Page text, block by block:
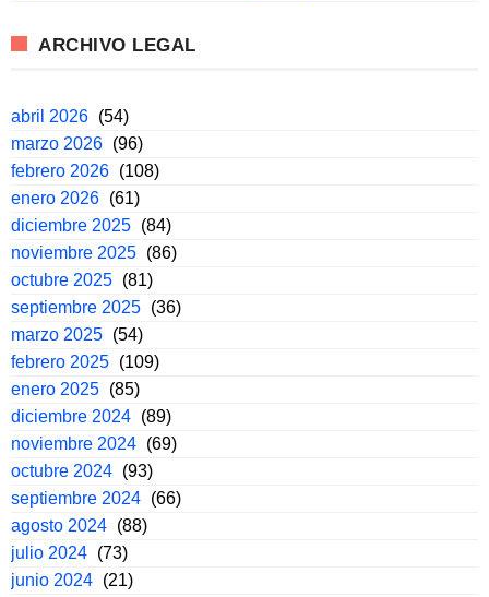
ARCHIVO LEGAL
abril 2026 (54)
marzo 2026 (96)
febrero 2026 (108)
enero 2026 (61)
diciembre 2025 (84)
noviembre 2025 (86)
octubre 2025 (81)
septiembre 2025 (36)
marzo 2025 (54)
febrero 2025 (109)
enero 2025 (85)
diciembre 2024 (89)
noviembre 2024 (69)
octubre 2024 (93)
septiembre 2024 (66)
agosto 2024 (88)
julio 2024 (73)
junio 2024 (21)